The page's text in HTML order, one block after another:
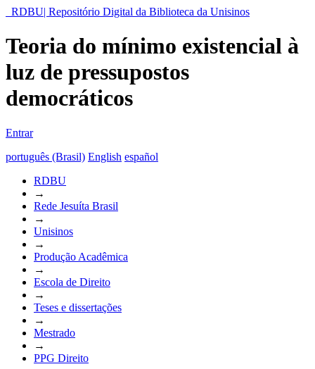
RDBU| Repositório Digital da Biblioteca da Unisinos
Teoria do mínimo existencial à
luz de pressupostos
democráticos
Entrar
português (Brasil) English español
RDBU
→
Rede Jesuíta Brasil
→
Unisinos
→
Produção Acadêmica
→
Escola de Direito
→
Teses e dissertações
→
Mestrado
→
PPG Direito